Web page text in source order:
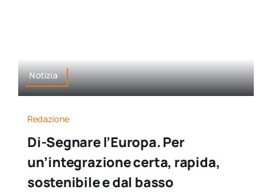
Notizia
Redazione
Di-Segnare l’Europa. Per
un’integrazione certa, rapida,
sostenibile e dal basso